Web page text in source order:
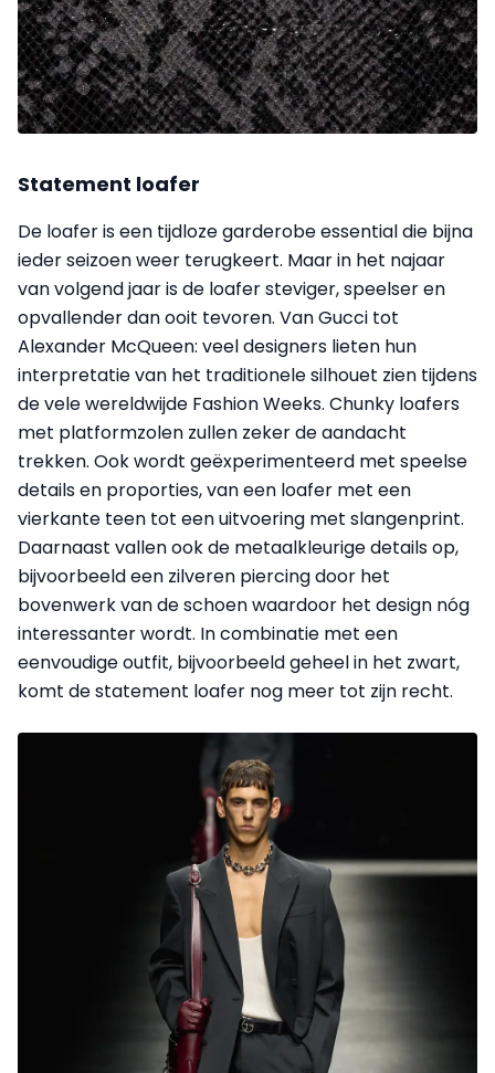
Statement loafer
De loafer is een tijdloze garderobe essential die bijna
ieder seizoen weer terugkeert. Maar in het najaar
van volgend jaar is de loafer steviger, speelser en
opvallender dan ooit tevoren. Van Gucci tot
Alexander McQueen: veel designers lieten hun
interpretatie van het traditionele silhouet zien tijdens
de vele wereldwijde Fashion Weeks. Chunky loafers
met platformzolen zullen zeker de aandacht
trekken. Ook wordt geëxperimenteerd met speelse
details en proporties, van een loafer met een
vierkante teen tot een uitvoering met slangenprint.
Daarnaast vallen ook de metaalkleurige details op,
bijvoorbeeld een zilveren piercing door het
bovenwerk van de schoen waardoor het design nóg
interessanter wordt. In combinatie met een
eenvoudige outfit, bijvoorbeeld geheel in het zwart,
komt de statement loafer nog meer tot zijn recht.